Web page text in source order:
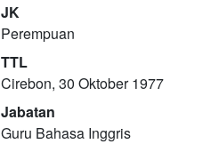
JK
Perempuan
TTL
Cirebon, 30 Oktober 1977
Jabatan
Guru Bahasa Inggris